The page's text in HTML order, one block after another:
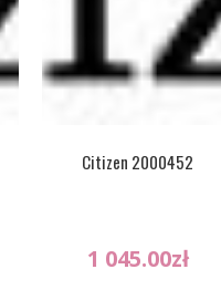
Citizen 2000452
1 045.00zł